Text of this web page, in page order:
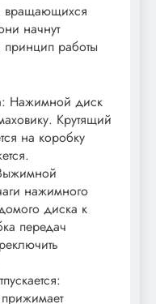
вращающихся
начнут
принцип работы
Нажимной диск
Крутящий
на коробку
нажимного
диска к
передач